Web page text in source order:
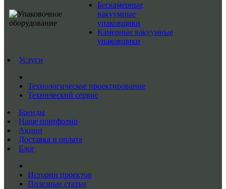
Бескамерные
вакуумные
упаковщики
Камерные вакуумные
упаковщики
Услуги
Технологическое проектирование
Технический сервис
Бренды
Наше портфолио
Акции
Доставка и оплата
Блог
Истории проектов
Полезные статьи